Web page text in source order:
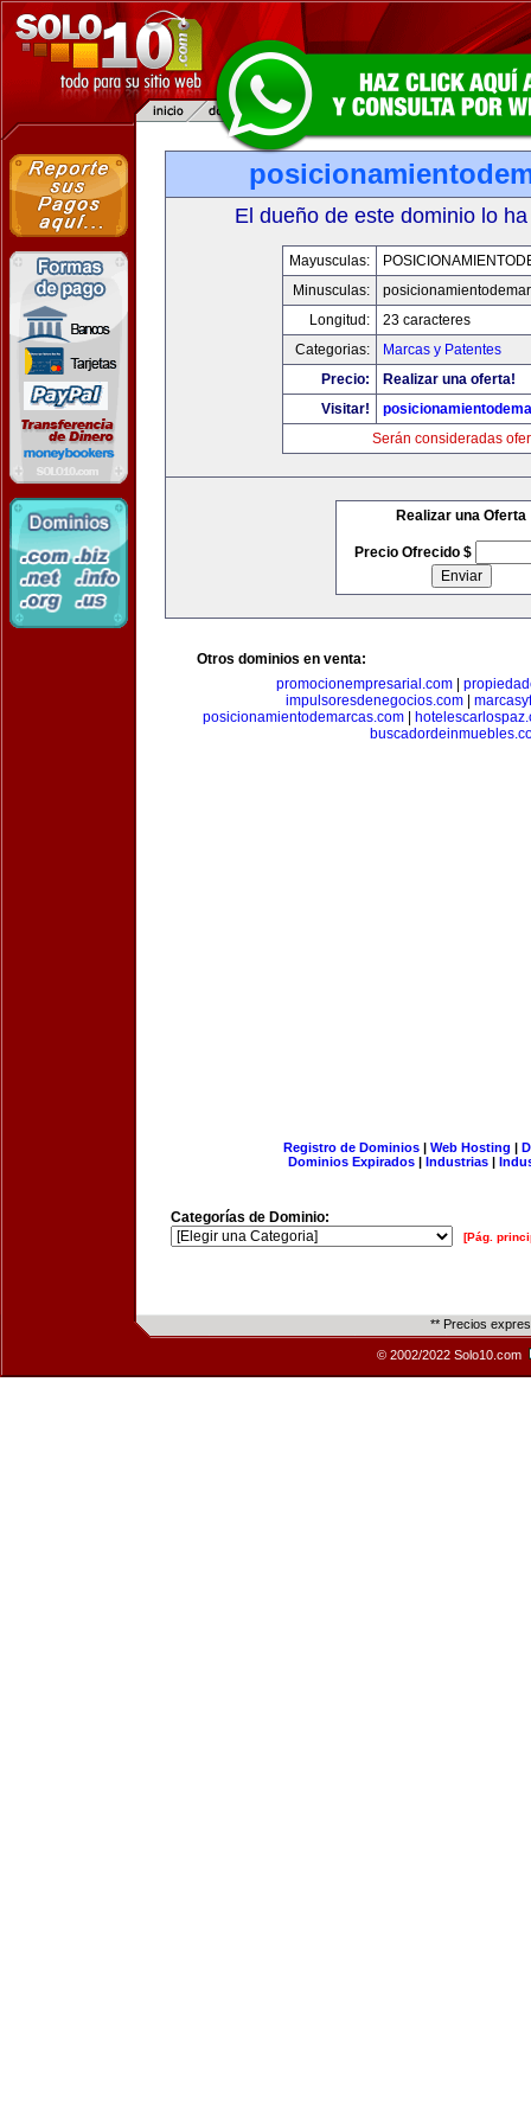
El dueño de este dominio lo
Mayusculas:
Minusculas:
Longitud:
23 caracteres
Categorias:
Marcas y Patentes
Precio:
Realizar una oferta!
Visitar!
Serán consideradas
Realizar una Oferta
Precio Ofrecido $
Otros dominios en venta:
promocionempresarial.com|
impulsoresdenegocios.com|
posicionamientodemarcas.com|
Registro de Dominios| Web Hosting |
Dominios Expirados | Industrias |
Categorías de Dominio:
[Pág.
** Precios
© 2002/2022 Solo10.com